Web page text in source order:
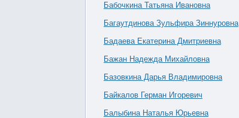
Бабочкина Татьяна Ивановна
Багаутдинова Зульфира Зиннуровна
Бадаева Екатерина Дмитриевна
Бажан Надежда Михайловна
Базовкина Дарья Владимировна
Байкалов Герман Игоревич
Балыбина Наталья Юрьевна